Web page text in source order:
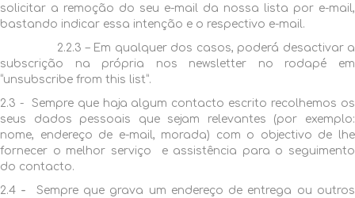
solicitar a remoção do seu e-mail da nossa lista por e-mail,
bastando indicar essa intenção e o respectivo e-mail.
2.2.3 – Em qualquer dos casos, poderá desactivar a
subscrição na própria nos newsletter no rodapé em
“unsubscribe from this list”.
2.3 - Sempre que haja algum contacto escrito recolhemos os
seus dados pessoais que sejam relevantes (por exemplo:
nome, endereço de e-mail, morada) com o objectivo de lhe
fornecer o melhor serviço e assistência para o seguimento
do contacto.
2.4 -
Sempre que grava um endereço de entrega ou outros